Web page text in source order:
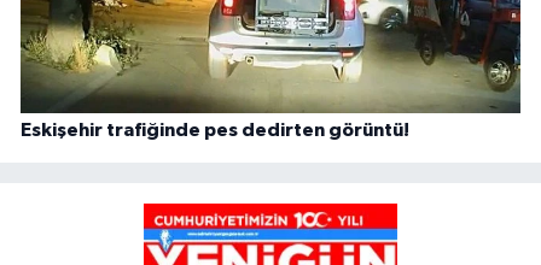
Eskişehir trafiğinde pes dedirten görüntü!